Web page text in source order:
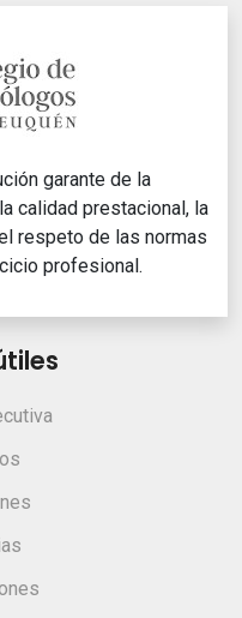
garante de la
calidad prestacional, la
respeto de las normas
profesional.